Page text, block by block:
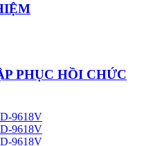
PHỤC HỒI CHỨC